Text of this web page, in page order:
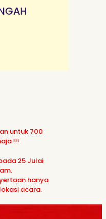
untuk 700
!!!
25 Julai
hanya
acara.